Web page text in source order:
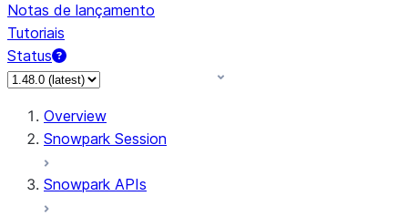
Notas de lançamento
Tutoriais
Status
Overview
Snowpark Session
Snowpark APIs